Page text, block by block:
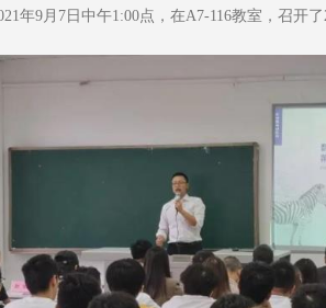
年9月7日中午1:00点，在A7-116教室，召开了